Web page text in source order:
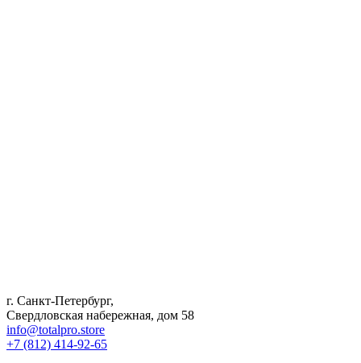
г. Санкт-Петербург,
Свердловская набережная, дом 58
info@totalpro.store
+7 (812) 414-92-65